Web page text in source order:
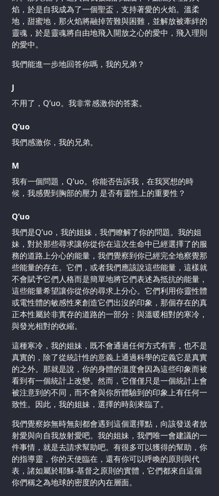
焰，於是自我成為了一個聖盃，支持著愛的火焰。溫柔
地，甜蜜地，那火焰將融掉苦難與困難，並解放被牽絆的
靈魂，於是靈魂將自由地飛入開放之心的愛中，飛入理則
的愛中。
我們能進一步地回答你嗎，我的兄弟？
J
不用了，Q’uo。我非常感激你的答案。
Q’uo
我們感激你，我的兄弟。
M
我有一個問題，Q’uo。你能否告訴我，在我冥想的時
候，我感覺到胸部的壓力 是否有靈性上的重要性？
Q’uo
我們是Q’uo，我的姐妹，我們瞭解了你的問題。我的姐
妹，對於那些尋求讓你從你在這次生命中已經選擇了的服
務的道路上分心的能量，我們覺察到你已經完全地察覺那
些能量的存在。它們，或者我們應該說這些能量，這樣就
不會賦予它們人格而是簡單地將它們表述為抵抗的能量，
這些能量希望讓你從你的尋求上分心。它們利用你靈性體
或電性體的敏感性來創造它們出沒的印象，那個存在的真
正本性屬於非實存的道路的一部分：與溫暖相對的寒冷，
與發光相對的收縮。
這種寒冷，我的姐妹，既不會通過任何方式有害，也不是
真實的，除了從統計性的意義上通過科學的定義它是真實
的之外。那就是說，你的身體的溫度會因為這些印象而被
看到有一個統計上改變。然而，它僅僅只是一個統計上會
被注意到的不同，而不會與你所體驗到的印象上有任何一
致性。因此，我的姐妹，選擇的時刻來臨了。
我們覺察妳無時無刻都會遇到這個選擇點，向該發送者放
射愛與向自我放射愛吧。我的姐妹，我們唯一會建議的一
件事情，就是去請求幫助吧。有很多可以獲得的幫助，你
的指導靈，你的天使臨在，還有你可以呼喚的原則與代
表，諸如屬於耶穌-基督之原則的實體，它們都來自這個
你們稱之為地球的密度的內在層面。